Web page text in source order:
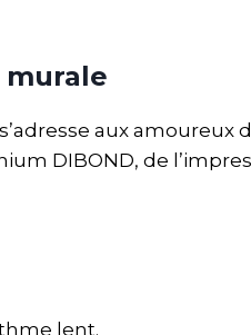
s’adresse aux amoureux
DIBOND, de
lent.